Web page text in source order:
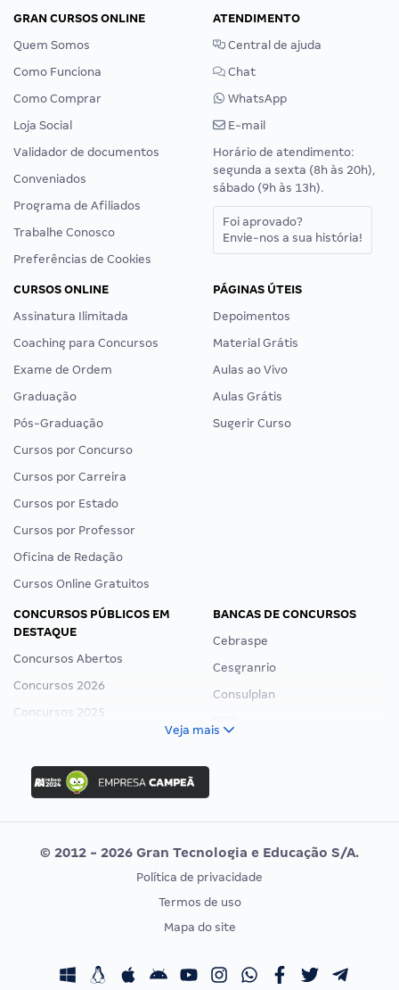
GRAN CURSOS ONLINE
Quem Somos
Como Funciona
Como Comprar
Loja Social
Validador de documentos
Conveniados
Programa de Afiliados
Trabalhe Conosco
Preferências de Cookies
ATENDIMENTO
Central de ajuda
Chat
WhatsApp
E-mail
Horário de atendimento:
segunda a sexta (8h às 20h),
sábado (9h às 13h).
Foi aprovado?
Envie-nos a sua história!
CURSOS ONLINE
Assinatura Ilimitada
Coaching para Concursos
Exame de Ordem
Graduação
Pós-Graduação
Cursos por Concurso
Cursos por Carreira
Cursos por Estado
Cursos por Professor
Oficina de Redação
Cursos Online Gratuitos
PÁGINAS ÚTEIS
Depoimentos
Material Grátis
Aulas ao Vivo
Aulas Grátis
Sugerir Curso
CONCURSOS PÚBLICOS EM
DESTAQUE
Concursos Abertos
Concursos 2026
Concursos 2025
Concurso Ibama
Concurso MPU
Editais publicados
BANCAS DE CONCURSOS
Cebraspe
Cesgranrio
Consulplan
Vunesp
CONCURSOS POR PROFISSÃO
Concursos Fiscais
EXAME DE ORDEM
Calendário OAB
Veja mais
© 2012 - 2026 Gran Tecnologia e Educação S/A.
Política de privacidade
Termos de uso
Mapa do site